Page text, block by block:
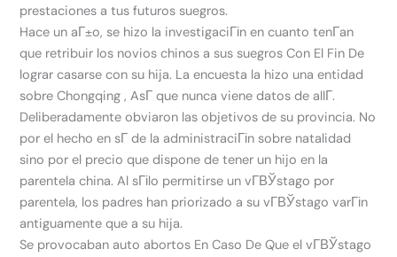
prestaciones a tus futuros suegros.
Hace un aГ±o, se hizo la investigaciГіn en cuanto tenГ­an
que retribuir los novios chinos a sus suegros Con El Fin De
lograr casarse con su hija. La encuesta la hizo una entidad
sobre Chongqing , AsГ­ que nunca viene datos de allГ­.
Deliberadamente obviaron las objetivos de su provincia. No
por el hecho en sГ­ de la administraciГіn sobre natalidad
sino por el precio que dispone de tener un hijo en la
parentela china. Al sГіlo permitirse un vГ­ВЎstago por
parentela, los padres han priorizado a su vГ­ВЎstago varГіn
antiguamente que a su hija.
Se provocaban auto abortos En Caso De Que el vГ­ВЎstago